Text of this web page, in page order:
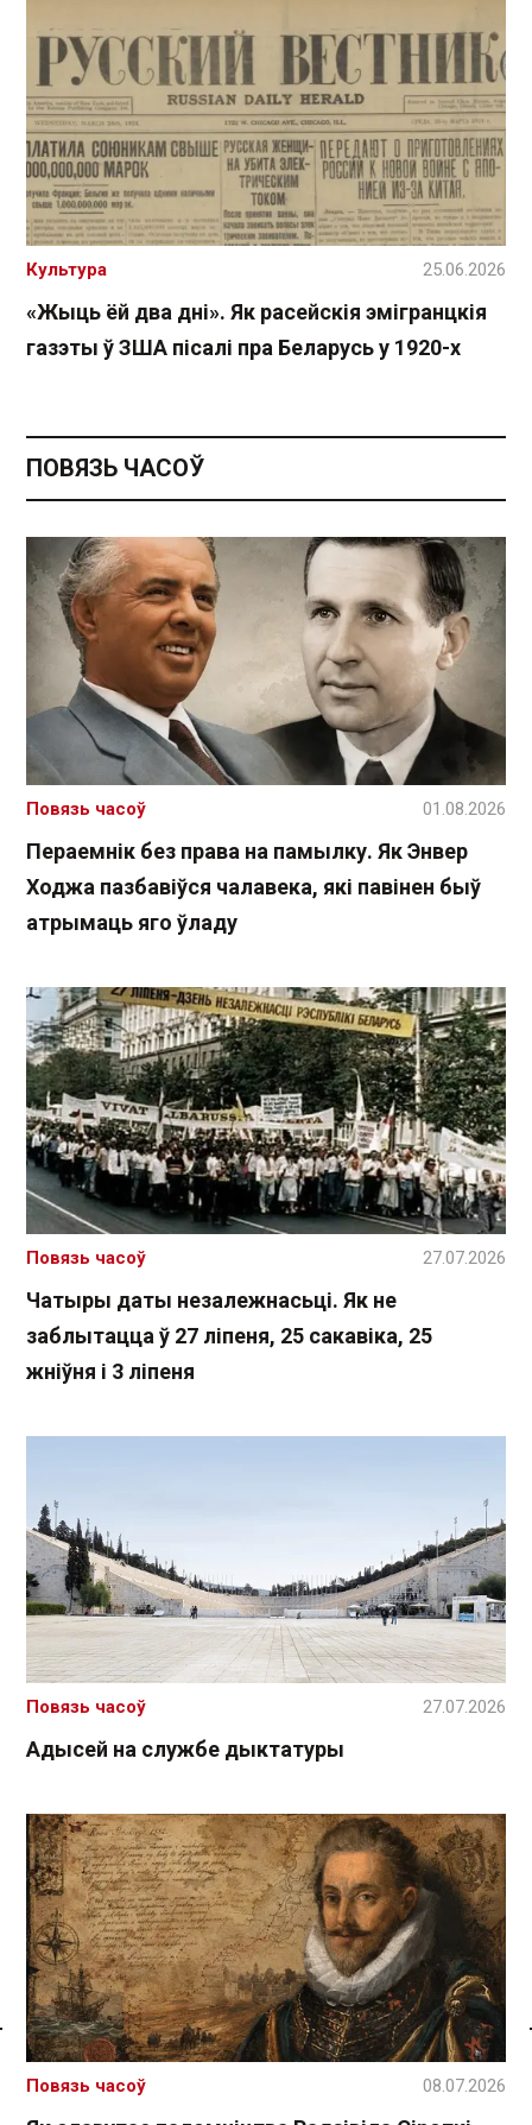
Спасылка без VPN
«Жыць ёй два дні». Як расейскія эмігранцкія
газэты ў ЗША пісалі пра Беларусь у 1920-х
Культура 25.06.2026
ПОВЯЗЬ ЧАСОЎ
Пераемнік без права на памылку. Як Энвер
Ходжа пазбавіўся чалавека, які павінен быў
атрымаць яго ўладу
Повязь часоў 01.08.2026
Чатыры даты незалежнасьці. Як не
заблытацца ў 27 ліпеня, 25 сакавіка, 25
жніўня і 3 ліпеня
Повязь часоў 27.07.2026
Адысей на службе дыктатуры
Повязь часоў 27.07.2026
Повязь часоў 08.07.2026